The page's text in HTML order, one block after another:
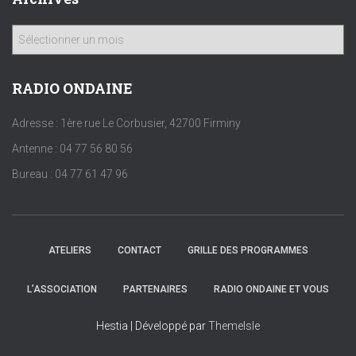
h
v
s
RADIO ONDAINE
Adresse : 1ère rue Le Corbusier, 42700 Firminy
Antenne : 04 77 56 80 56
Bureau : 04 77 61 47 96
ATELIERS CONTACT GRILLE DES PROGRAMMES
L’ASSOCIATION PARTENAIRES RADIO ONDAINE ET VOUS
Hestia | Développé parThemeIsle